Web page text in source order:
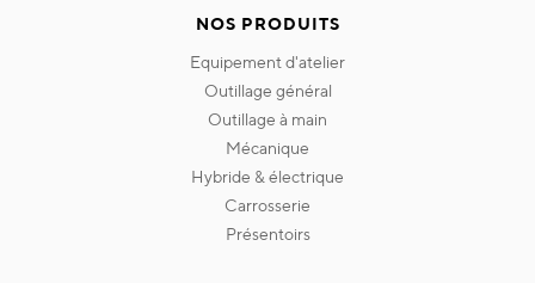
NOS PRODUITS
equipement d'atelier
outillage général
outillage à main
mécanique
hybride & électrique
carrosserie
présentoirs